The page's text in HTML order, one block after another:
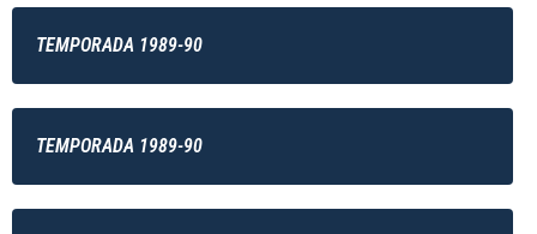
TEMPORADA 1989-90
TEMPORADA 1989-90